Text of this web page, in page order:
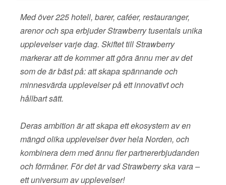
Med över 225 hotell, barer, caféer, restauranger,
arenor och spa erbjuder Strawberry tusentals unika
upplevelser varje dag. Skiftet till Strawberry
markerar att de kommer att göra ännu mer av det
som de är bäst på: att skapa spännande och
minnesvärda upplevelser på ett innovativt och
hållbart sätt.
Deras ambition är att skapa ett ekosystem av en
mängd olika upplevelser över hela Norden, och
kombinera dem med ännu fler partnererbjudanden
och förmåner. För det är vad Strawberry ska vara –
ett universum av upplevelser!